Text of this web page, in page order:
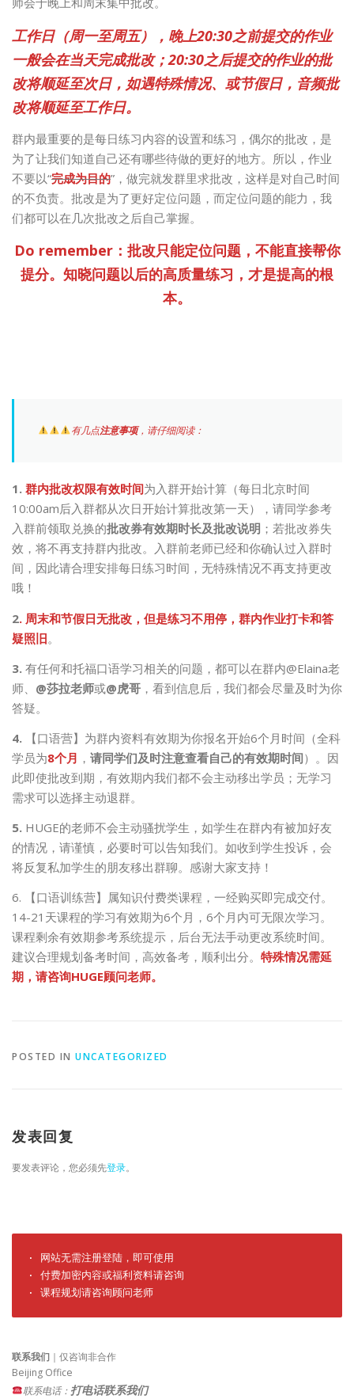
工作日（周一至周五），晚上20:30之前提交的作业
一般会在当天完成批改；20:30之后提交的作业的批
改将顺延至次日，如遇特殊情况、或节假日，音频批
改将顺延至工作日。
群内最重要的是每日练习内容的设置和练习，偶尔的批改，是
为了让我们知道自己还有哪些待做的更好的地方。所以，作业
不要以“完成为目的”，做完就发群里求批改，这样是对自己时间
的不负责。批改是为了更好定位问题，而定位问题的能力，我
们都可以在几次批改之后自己掌握。
Do remember：批改只能定位问题，不能直接帮你
提分。知晓问题以后的高质量练习，才是提高的根
本。
有几点注意事项，请仔细阅读：
1. 群内批改权限有效时间为入群开始计算（每日北京时间
10:00am后入群都从次日开始计算批改第一天），请同学参考
入群前领取兑换的批改券有效期时长及批改说明 ；若批改券失
效，将不再支持群内批改。入群前老师已经和你确认过入群时
间，因此请合理安排每日练习时间，无特殊情况不再支持更改
哦！
2. 周末和节假日无批改，但是练习不用停，群内作业打卡和答
疑照旧。
3. 有任何和托福口语学习相关的问题，都可以在群内@Elaina老
师、 @莎拉老师或@虎哥 ，看到信息后，我们都会尽量及时为你
答疑。
4. 【口语营】为群内资料有效期为你报名开始6个月时间（全科
学员为8个月 ， 请同学们及时注意查看自己的有效期时间）。因
此即使批改到期，有效期内我们都不会主动移出学员；无学习
需求可以选择主动退群。
5. HUGE的老师不会主动骚扰学生，如学生在群内有被加好友
的情况，请谨慎，必要时可以告知我们。如收到学生投诉，会
将反复私加学生的朋友移出群聊。感谢大家支持！
6. 【口语训练营】属知识付费类课程，一经购买即完成交付。
14-21天课程的学习有效期为6个月，6个月内可无限次学习。
课程剩余有效期参考系统提示，后台无法手动更改系统时间。
建议合理规划备考时间，高效备考，顺利出分。 特殊情况需延
期，请咨询HUGE顾问老师。
POSTED IN UNCATEGORIZED
发表回复
要发表评论，您必须先登录。
· 网站无需注册登陆，即可使用
· 付费加密内容或福利资料请咨询
· 课程规划请咨询顾问老师
联系我们 ｜仅咨询非合作
Beijing Office
联系电话： 打电话联系我们